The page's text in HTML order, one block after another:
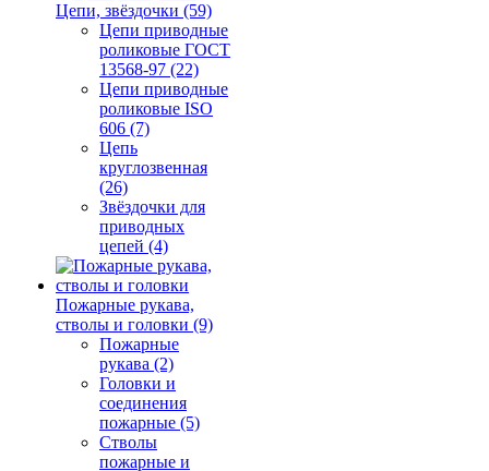
Цепи, звёздочки (59)
Цепи приводные
роликовые ГОСТ
13568-97 (22)
Цепи приводные
роликовые ISO
606 (7)
Цепь
круглозвенная
(26)
Звёздочки для
приводных
цепей (4)
Пожарные рукава,
стволы и головки (9)
Пожарные
рукава (2)
Головки и
соединения
пожарные (5)
Стволы
пожарные и